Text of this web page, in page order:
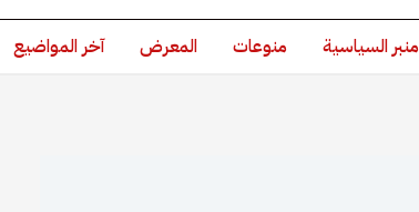
منبر السياسية منوعات المعرض آخر المواضيع